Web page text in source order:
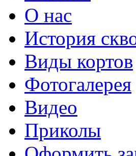
О нас
История
Виды кортов
Фотогалерея
Видео
Приколы